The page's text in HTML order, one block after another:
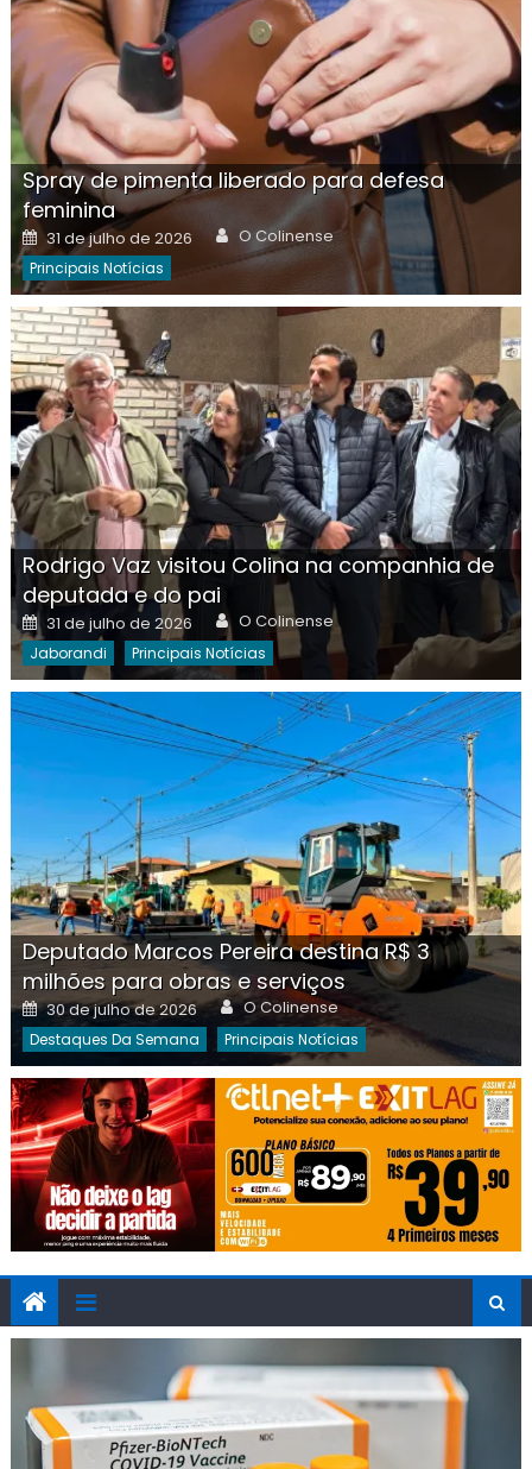
Spray de pimenta liberado para defesa
feminina
Posted
on
31 de julho de 2026 Author
O Colinense
Principais Notícias
Rodrigo Vaz visitou Colina na companhia de
deputada e do pai
Posted
on
31 de julho de 2026 Author
O Colinense
Jaborandi Principais Notícias
Deputado Marcos Pereira destina R$ 3
milhões para obras e serviços
Posted
on
30 de julho de 2026 Author
O Colinense
Destaques Da Semana Principais Notícias